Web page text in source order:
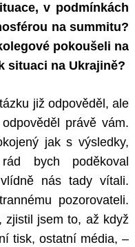
v podmínkách
na summitu?
pokoušeli na
situaci na Ukrajině?
již odpověděl, ale
právě vám.
jak s výsledky,
bych poděkoval
nás tady vítali.
pozorovateli.
zjistil jsem to, až když
tisk, ostatní média, –